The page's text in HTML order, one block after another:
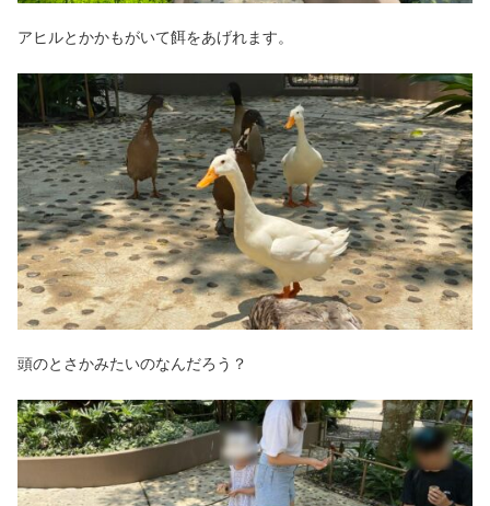
アヒルとかかもがいて餌をあげれます。
頭のとさかみたいのなんだろう？